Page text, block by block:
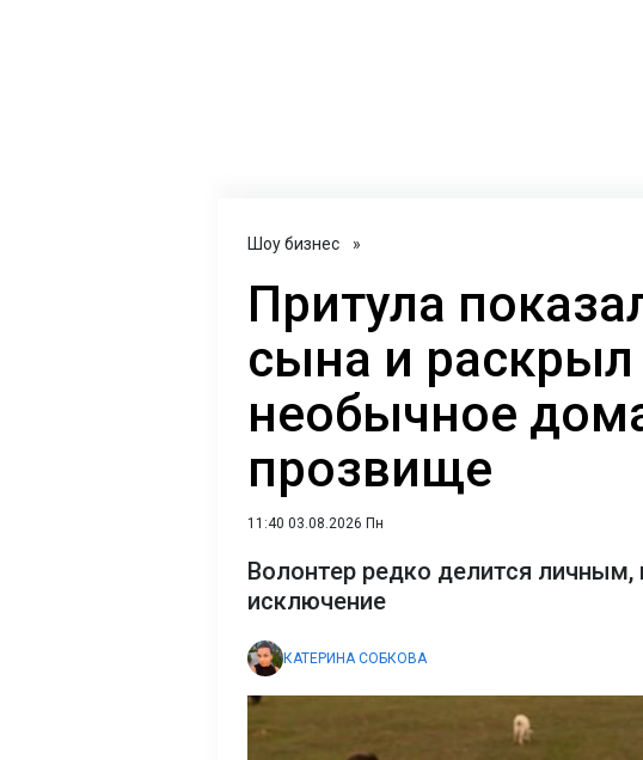
Шоу бизнес »
Притула
сына и раскрыл
необычное
прозвище
11:40 03.08.2026 Пн
Волонтер редко делится личным,
исключение
КАТЕРИНА СОБКОВА